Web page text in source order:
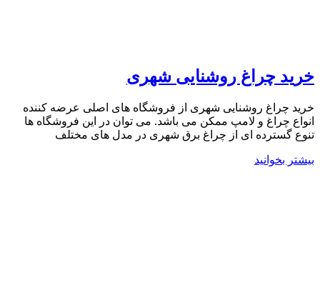
خرید چراغ روشنایی شهری
خرید چراغ روشنایی شهری از فروشگاه های اصلی عرضه کننده
انواع چراغ و لامپ ممکن می باشد. می توان در این فروشگاه ها
تنوع گسترده ای از چراغ برق شهری در مدل های مختلف
بیشتر بخوانید